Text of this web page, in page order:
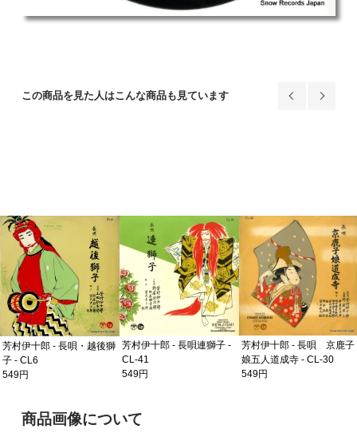
この商品を見た人はこんな商品も見ています
芳村伊十郎 - 長唄・越後獅
子 - CL6
549円
芳村伊十郎 - 長唄連獅子 -
CL-41
549円
芳村伊十郎 - 長唄 京鹿子
娘五人道成寺 - CL-30
549円
ご購入前の注意事項
商品画像について